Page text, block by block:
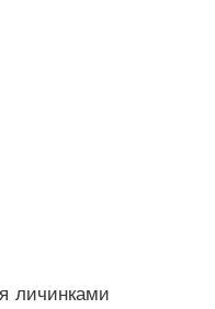
личинками